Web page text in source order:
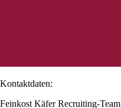
Kontaktdaten:
Feinkost Käfer Recruiting-Team